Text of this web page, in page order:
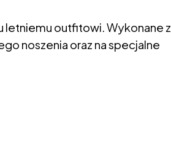
letniemu outfitowi. Wykonane z
noszenia oraz na specjalne